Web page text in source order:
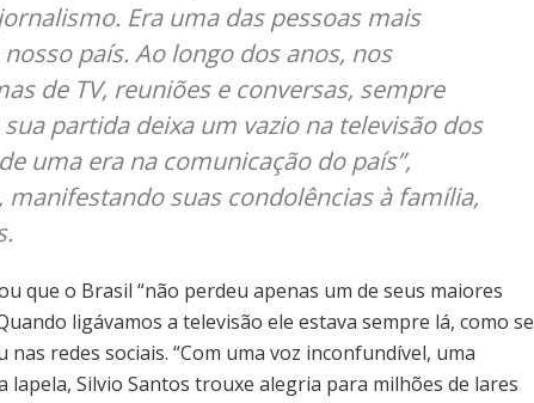
Era uma das pessoas mais
país. Ao longo dos anos, nos
de TV, reuniões e conversas, sempre
partida deixa um vazio na televisão dos
uma era na comunicação do país”,
suas condolências à família,
que o Brasil “não perdeu apenas um de seus maiores
ligávamos a televisão ele estava sempre lá, como se
redes sociais. “Com uma voz inconfundível, uma
Silvio Santos trouxe alegria para milhões de lares